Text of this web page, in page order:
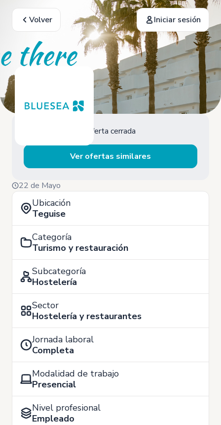
Volver Iniciar sesión
Oferta cerrada
Ver ofertas similares
22 de Mayo
Ubicación
Teguise
Categoría
Turismo y restauración
Subcategoría
Hostelería
Sector
Hostelería y restaurantes
Jornada laboral
Completa
Modalidad de trabajo
Presencial
Nivel profesional
Empleado